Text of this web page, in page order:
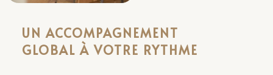
UN ACCOMPAGNEMENT
GLOBAL À VOTRE RYTHME